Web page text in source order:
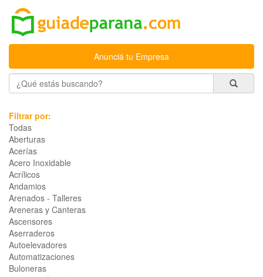
Anunciá tu Empresa
Filtrar por:
Todas
Aberturas
Acerías
Acero Inoxidable
Acrílicos
Andamios
Arenados - Talleres
Areneras y Canteras
Ascensores
Aserraderos
Autoelevadores
Automatizaciones
Buloneras